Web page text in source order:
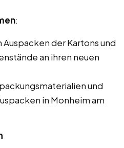
:
der Kartons und
an ihren neuen
und
in Monheim am